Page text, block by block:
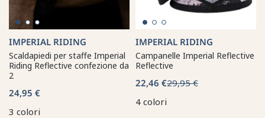
IMPERIAL RIDING
Scaldapiedi per staffe Imperial
Riding Reflective confezione da
2
24,95 €
3 colori
IMPERIAL RIDING
Campanelle Imperial Reflective
Reflective
22,46 €29,95 €
4 colori